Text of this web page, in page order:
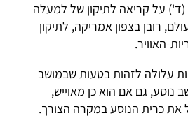
(ד') על קריאה לתיקון של למעלה
רובן בצפון אמריקה, לתיקון
האוויר.
עלולה לזהות בטעות שבמושב
נוסע, גם אם הוא כן מאוייש,
את כרית הנוסע במקרה הצורך.